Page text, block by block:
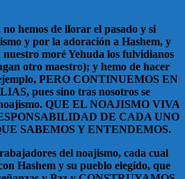
hemos de llorar el pasado y si
y por la adoración a Hashem, y
nuestro moré Yehuda los fulvidianos
otro maestro); y hemo de hacer
PERO CONTINUEMOS EN
pues sino tras nosotros se
QUE EL NOAJISMO VIVA
DE CADA UNO
SABEMOS Y ENTENDEMOS.
del noajismo, cada cual
Hashem y su pueblo elegido, que